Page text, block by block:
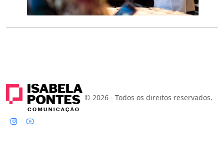
© 2026 - Todos os direitos reservados.